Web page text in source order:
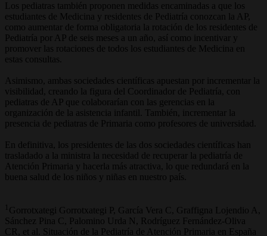
Los pediatras también proponen medidas encaminadas a que los
estudiantes de Medicina y residentes de Pediatría conozcan la AP,
como aumentar de forma obligatoria la rotación de los residentes de
Pediatría por AP de seis meses a un año, así como incentivar y
promover las rotaciones de todos los estudiantes de Medicina en
estas consultas.
Asimismo, ambas sociedades científicas apuestan por incrementar la
visibilidad, creando la figura del Coordinador de Pediatría, con
pediatras de AP que colaborarían con las gerencias en la
organización de la asistencia infantil. También, incrementar la
presencia de pediatras de Primaria como profesores de universidad.
En definitiva, los presidentes de las dos sociedades científicas han
trasladado a la ministra la necesidad de recuperar la pediatría de
Atención Primaria y hacerla más atractiva, lo que redundará en la
buena salud de los niños y niñas en nuestro país.
1 Gorrotxategi Gorrotxategi P, García Vera C, Graffigna Lojendio A,
Sánchez Pina C, Palomino Urda N, Rodríguez Fernández-Oliva
CR, et al. Situación de la Pediatría de Atención Primaria en España